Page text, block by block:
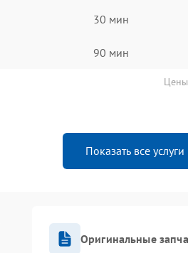
30 мин
90 мин
Цены
Показать все услуги
Оригинальные